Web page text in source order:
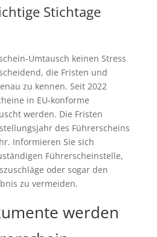
Stichtage
Umtausch keinen Stress
die Fristen und
zu kennen. Seit 2022
in EU-konforme
werden. Die Fristen
des Führerscheins
Informieren Sie sich
Führerscheinstelle,
oder sogar den
zu vermeiden.
werden